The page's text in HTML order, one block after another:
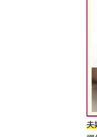
夫